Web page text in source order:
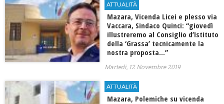
ATTUALITÀ
Mazara, Vicenda Licei e plesso via
Vaccara, Sindaco Quinci: “giovedì
illustreremo al Consiglio d’Istituto
della ‘Grassa’ tecnicamente la
nostra proposta…”
Martedì, 12 Novembre 2019
ATTUALITÀ
Mazara, Polemiche su vicenda